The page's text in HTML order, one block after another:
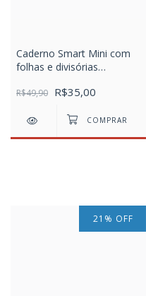
Caderno Smart Mini com
folhas e divisórias
BLACK
R$49,90 R$35,00
21 % OFF